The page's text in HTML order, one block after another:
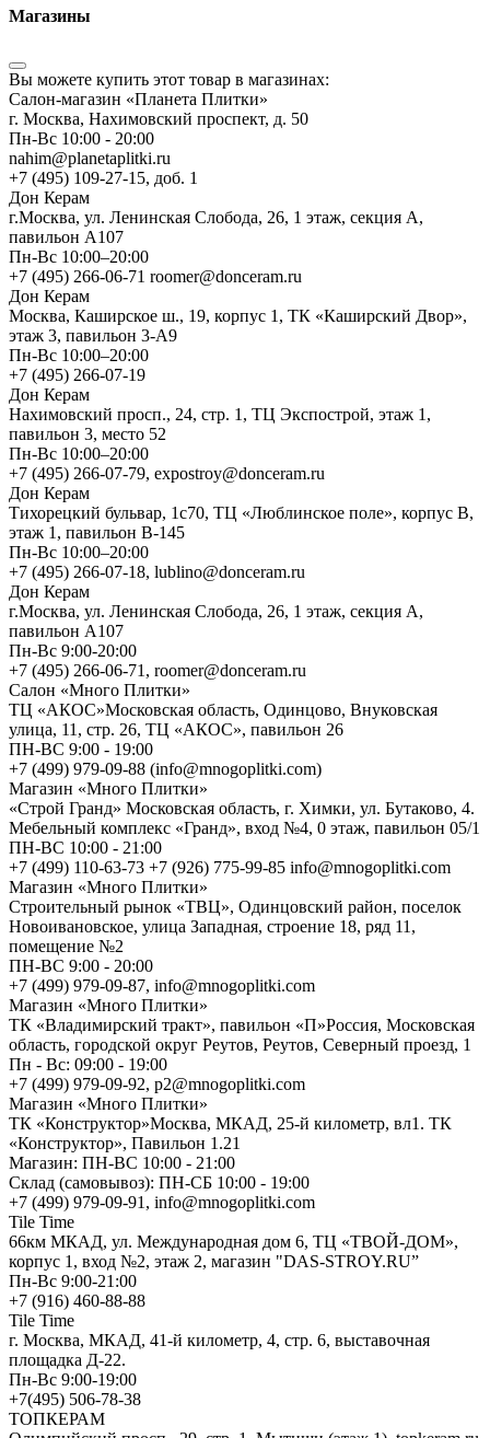
Магазины
Вы можете купить этот товар в магазинах:
Салон-магазин «Планета Плитки»
г. Москва, Нахимовский проспект, д. 50
Пн-Вс 10:00 - 20:00
nahim@planetaplitki.ru
+7 (495) 109-27-15, доб. 1
Дон Керам
г.Москва, ул. Ленинская Слобода, 26, 1 этаж, секция А,
павильон А107
Пн-Вс 10:00–20:00
+7 (495) 266-06-71 roomer@donceram.ru
Дон Керам
Москва, Каширское ш., 19, корпус 1, ТК «Каширский Двор»,
этаж 3, павильон 3-А9
Пн-Вс 10:00–20:00
+7 (495) 266-07-19
Дон Керам
Нахимовский просп., 24, стр. 1, ТЦ Экспострой, этаж 1,
павильон 3, место 52
Пн-Вс 10:00–20:00
+7 (495) 266-07-79, expostroy@donceram.ru
Дон Керам
Тихорецкий бульвар, 1с70, ТЦ «Люблинское поле», корпус В,
этаж 1, павильон В-145
Пн-Вс 10:00–20:00
+7 (495) 266-07-18, lublino@donceram.ru
Дон Керам
г.Москва, ул. Ленинская Слобода, 26, 1 этаж, секция А,
павильон А107
Пн-Вс 9:00-20:00
+7 (495) 266-06-71, roomer@donceram.ru
Салон «Много Плитки»
ТЦ «АКОС»Московская область, Одинцово, Внуковская
улица, 11, стр. 26, ТЦ «АКОС», павильон 26
ПН-ВС 9:00 - 19:00
+7 (499) 979-09-88 (info@mnogoplitki.com)
Магазин «Много Плитки»
«Строй Гранд» Московская область, г. Химки, ул. Бутаково, 4.
Мебельный комплекс «Гранд», вход №4, 0 этаж, павильон 05/1
ПН-ВС 10:00 - 21:00
+7 (499) 110-63-73 +7 (926) 775-99-85 info@mnogoplitki.com
Магазин «Много Плитки»
Cтроительный рынок «ТВЦ», Одинцовский район, поселок
Новоивановское, улица Западная, строение 18, ряд 11,
помещение №2
ПН-ВС 9:00 - 20:00
+7 (499) 979-09-87, info@mnogoplitki.com
Магазин «Много Плитки»
ТК «Владимирский тракт», павильон «П»Россия, Московская
область, городской округ Реутов, Реутов, Северный проезд, 1
Пн - Вс: 09:00 - 19:00
+7 (499) 979-09-92, p2@mnogoplitki.com
Магазин «Много Плитки»
ТК «Конструктор»Москва, МКАД, 25-й километр, вл1. ТК
«Конструктор», Павильон 1.21
Магазин: ПН-ВС 10:00 - 21:00
Склад (самовывоз): ПН-СБ 10:00 - 19:00
+7 (499) 979-09-91, info@mnogoplitki.com
Tile Time
66км МКАД, ул. Международная дом 6, ТЦ «ТВОЙ-ДОМ»,
корпус 1, вход №2, этаж 2, магазин "DAS-STROY.RU”
Пн-Вс 9:00-21:00
+7 (916) 460-88-88
Tile Time
г. Москва, МКАД, 41-й километр, 4, стр. 6, выставочная
площадка Д-22.
Пн-Вс 9:00-19:00
+7(495) 506-78-38
ТОПКЕРАМ